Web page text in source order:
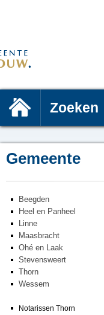
Zoeken
Gemeente
Beegden
Heel en Panheel
Linne
Maasbracht
Ohé en Laak
Stevensweert
Thorn
Wessem
Notarissen Thorn